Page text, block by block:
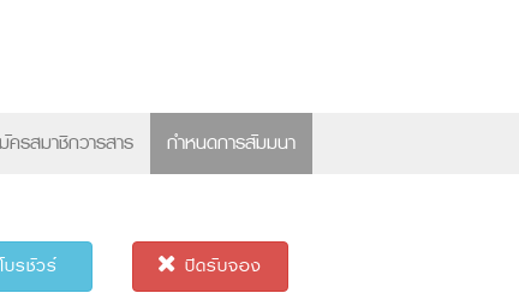
ครสมาชิกวารสาร กำหนดการสัมมนา
โบรชัวร์ ปิดรับจอง